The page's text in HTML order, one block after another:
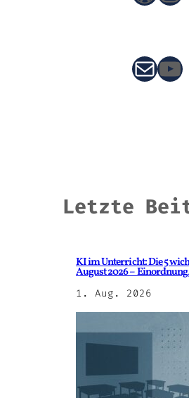
E-Mail YouTube
Letzte
KI im Unterricht: Die 5
August 2026 –
1. Aug. 2026